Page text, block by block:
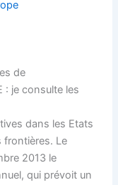
de
: je consulte les
dans les Etats
frontières. Le
2013 le
qui prévoit un